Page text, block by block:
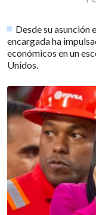
Desde su asunción
encargada ha
económicos en un
Unidos.